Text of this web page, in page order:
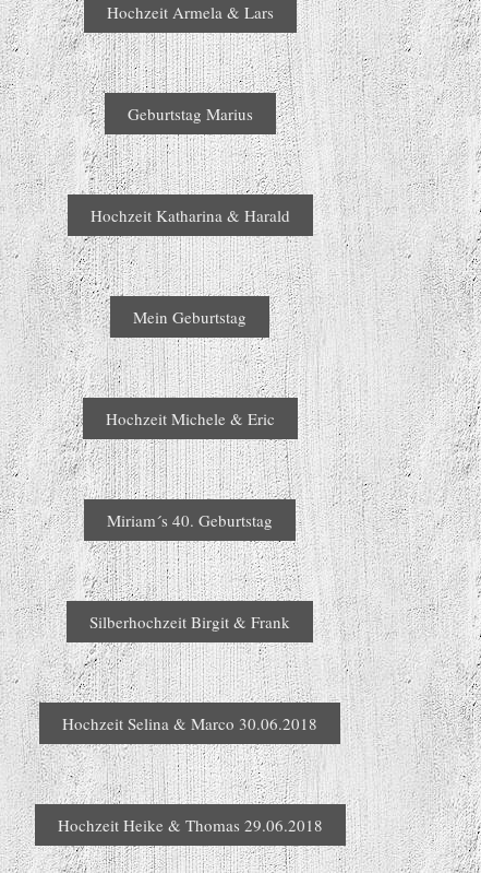
Hochzeit Armela & Lars
Geburtstag Marius
Hochzeit Katharina & Harald
Mein Geburtstag
Hochzeit Michele & Eric
Miriam´s 40. Geburtstag
Silberhochzeit Birgit & Frank
Hochzeit Selina & Marco 30.06.2018
Hochzeit Heike & Thomas 29.06.2018